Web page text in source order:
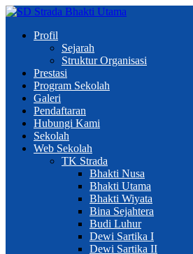
Profil
Sejarah
Struktur Organisasi
Prestasi
Program Sekolah
Galeri
Pendaftaran
Hubungi Kami
Sekolah
Web Sekolah
TK Strada
Bhakti Nusa
Bhakti Utama
Bhakti Wiyata
Bina Sejahtera
Budi Luhur
Dewi Sartika I
Dewi Sartika II